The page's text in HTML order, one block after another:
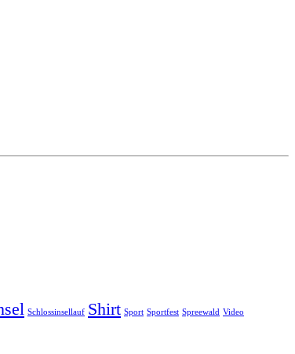
Schlossinsellauf Shirt Sport Sportfest Spreewald Video